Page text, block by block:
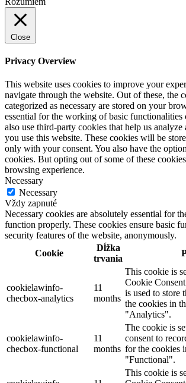
Close
Privacy Overview
This website uses cookies to improve your
navigate through the website. Out of these, the
categorized as necessary are stored on your
essential for the working of basic functionalities
also use third-party cookies that help us
you use this website. These cookies will be
only with your consent. You also have the
cookies. But opting out of some of these
browsing experience.
Necessary
Necessary
Vždy zapnuté
Necessary cookies are absolutely essential for
function properly. These cookies ensure basic
security features of the website, anonymously.
Cookie
Dĺžka
trvania
cookielawinfo-
checbox-analytics
11
months
This cookie is
Cookie
is used to store
the cookies in
"Analytics".
cookielawinfo-
checbox-functional
11
months
The cookie is
consent to
for the cookies
"Functional".
This cookie is